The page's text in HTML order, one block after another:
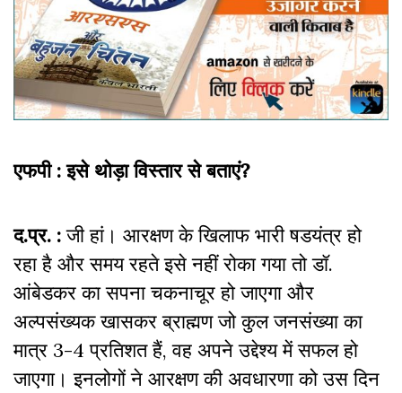
एफपी : इसे थोड़ा विस्तार से बताएं?
द.प्र. :जी हां। आरक्षण के खिलाफ भारी षडयंत्र हो
रहा है और समय रहते इसे नहीं रोका गया तो डॉ.
आंबेडकर का सपना चकनाचूर हो जाएगा और
अल्पसंख्यक खासकर ब्राह्मण जो कुल जनसंख्या का
मात्र 3-4 प्रतिशत हैं, वह अपने उद्देश्य में सफल हो
जाएगा। इनलोगों ने आरक्षण की अवधारणा को उस दिन